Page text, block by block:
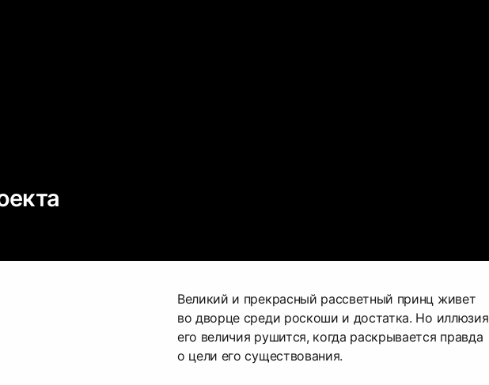
Великий и прекрасный рассветный принц живет
во дворце среди роскоши и достатка. Но иллюзия
его величия рушится, когда раскрывается правда
о цели его существования.